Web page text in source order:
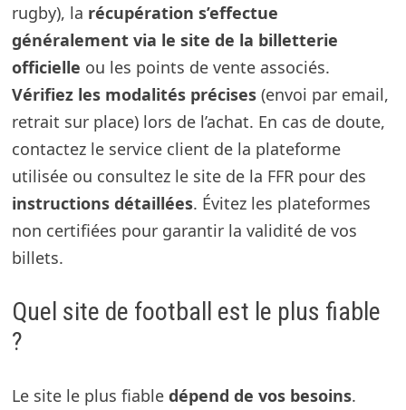
rugby), la récupération s’effectue
généralement via le site de la billetterie
officielle ou les points de vente associés.
Vérifiez les modalités précises(envoi par email,
retrait sur place) lors de l’achat. En cas de doute,
contactez le service client de la plateforme
utilisée ou consultez le site de la FFR pour des
instructions détaillées. Évitez les plateformes
non certifiées pour garantir la validité de vos
billets.
Quel site de football est le plus fiable
?
Le site le plus fiable dépend de vos besoins.